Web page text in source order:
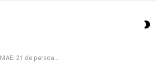
MAE: 21 de persoane din Belfast au solicitat asistență consulară pentru emiterea de documente de călătorie (surse)